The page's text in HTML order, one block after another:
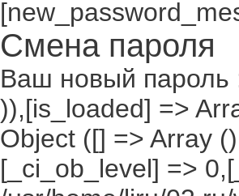
Смена пароля
Ваш новый пароль
)),[is_loaded] =>
Object ([] => Array
[_ci_ob_level] =>